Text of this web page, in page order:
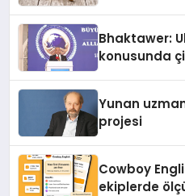
Bhaktawer:
konusunda
Yunan
projesi
Cowboy
ekiplerde